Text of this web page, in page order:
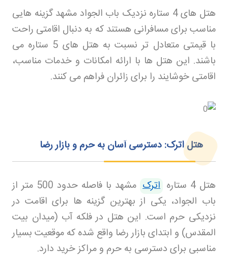
هتل های 4 ستاره نزدیک باب الجواد مشهد گزینه هایی
مناسب برای مسافرانی هستند که به دنبال اقامتی راحت
با قیمتی متعادل تر نسبت به هتل های 5 ستاره می
باشند. این هتل ها با ارائه امکانات و خدمات مناسب،
اقامتی خوشایند را برای زائران فراهم می کنند.
هتل اترک: دسترسی آسان به حرم و بازار رضا
هتل 4 ستاره اترک
مشهد با فاصله حدود 500 متر از
باب الجواد، یکی از بهترین گزینه ها برای اقامت در
نزدیکی حرم است. این هتل در فلکه آب (میدان بیت
المقدس) و ابتدای بازار رضا واقع شده که موقعیت بسیار
مناسبی برای دسترسی به حرم و مراکز خرید دارد.